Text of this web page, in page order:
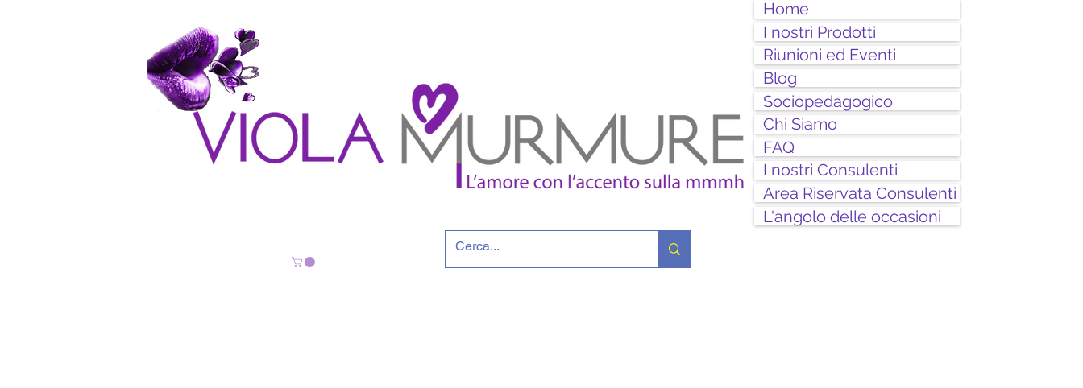
Home
I nostri Prodotti
Riunioni ed Eventi
Blog
Sociopedagogico
Chi Siamo
FAQ
I nostri Consulenti
Area Riservata Consulenti
L'angolo delle occasioni